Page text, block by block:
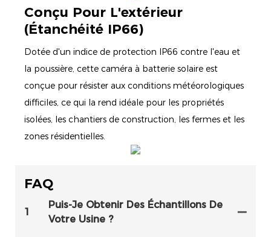
Conçu Pour L'extérieur
(étanchéité IP66)
Dotée d'un indice de protection IP66 contre l'eau et
la poussière, cette caméra à batterie solaire est
conçue pour résister aux conditions météorologiques
difficiles, ce qui la rend idéale pour les propriétés
isolées, les chantiers de construction, les fermes et les
zones résidentielles.
FAQ
1
Puis-Je Obtenir Des Échantillons De
Votre Usine ?